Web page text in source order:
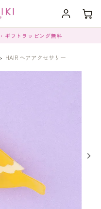
ギフトラッピング無料
HAIR ヘアアクセサリー